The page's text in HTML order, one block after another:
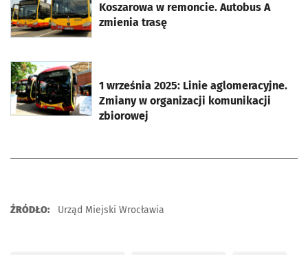
Koszarowa w remoncie. Autobus A
zmienia trasę
1 września 2025: Linie aglomeracyjne.
Zmiany w organizacji komunikacji
zbiorowej
otworzy się w nowej karcie
ŹRÓDŁO: Urząd Miejski Wrocławia